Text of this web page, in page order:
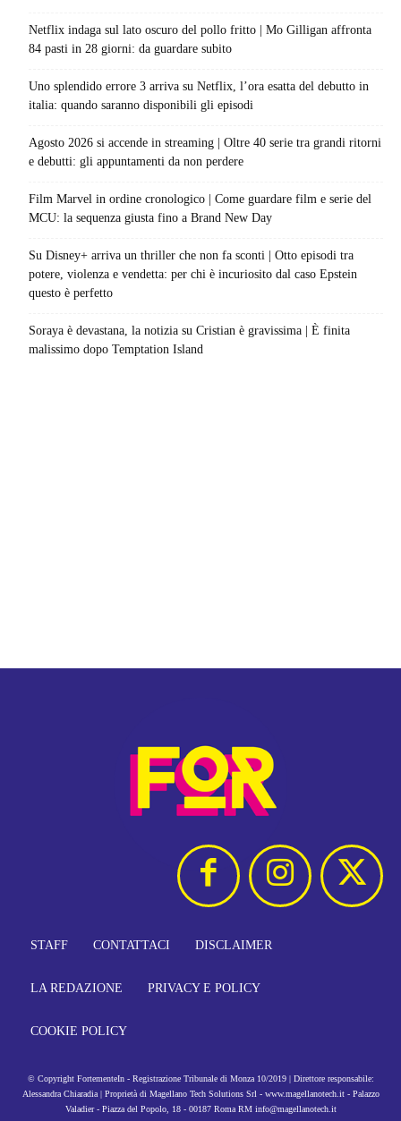
Netflix indaga sul lato oscuro del pollo fritto | Mo Gilligan affronta
84 pasti in 28 giorni: da guardare subito
Uno splendido errore 3 arriva su Netflix, l’ora esatta del debutto in
italia: quando saranno disponibili gli episodi
Agosto 2026 si accende in streaming | Oltre 40 serie tra grandi ritorni
e debutti: gli appuntamenti da non perdere
Film Marvel in ordine cronologico | Come guardare film e serie del
MCU: la sequenza giusta fino a Brand New Day
Su Disney+ arriva un thriller che non fa sconti | Otto episodi tra
potere, violenza e vendetta: per chi è incuriosito dal caso Epstein
questo è perfetto
Soraya è devastana, la notizia su Cristian è gravissima | È finita
malissimo dopo Temptation Island
STAFF CONTATTACI DISCLAIMER
LA REDAZIONE PRIVACY E POLICY
COOKIE POLICY
© Copyright FortementeIn - Registrazione Tribunale di Monza 10/2019 | Direttore responsabile:
Alessandra Chiaradia | Proprietà di Magellano Tech Solutions Srl - www.magellanotech.it - Palazzo
Valadier - Piazza del Popolo, 18 - 00187 Roma RM info@magellanotech.it